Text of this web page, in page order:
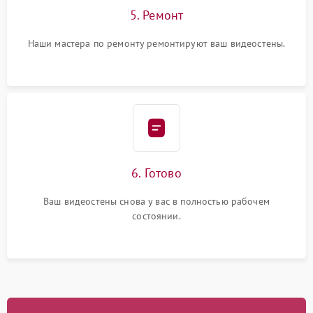
5. Ремонт
Наши мастера по ремонту ремонтируют ваш видеостены.
6. Готово
Ваш видеостены снова у вас в полностью рабочем
состоянии.